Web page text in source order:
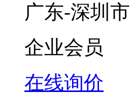
广东-深圳市
企业会员
在线询价